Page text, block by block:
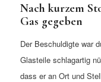
Nach kurzem
Gas gegeben
Der Beschuldigte war
Glasteile schlagartig
dass er an Ort und